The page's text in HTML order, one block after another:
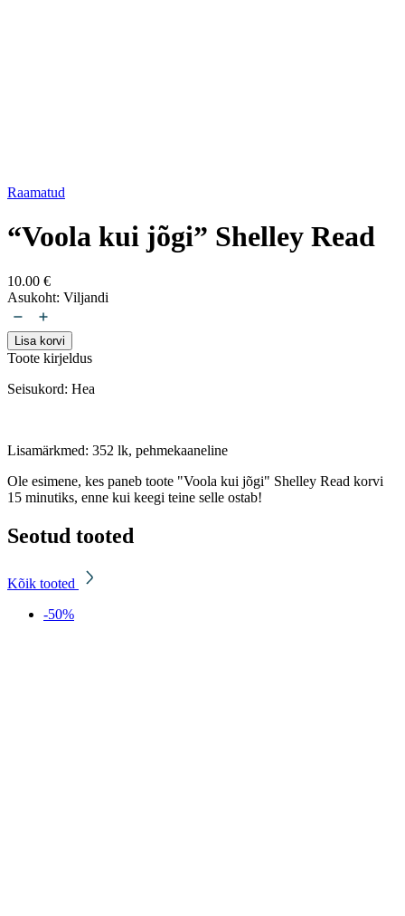
Raamatud
“Voola kui jõgi” Shelley Read
10.00 €
Asukoht: Viljandi
"Voola
kui
jõgi"
Shelley
kogus
Lisa korvi
Toote kirjeldus
Seisukord: Hea
Lisamärkmed: 352 lk, pehmekaaneline
Ole esimene, kes paneb toote "Voola kui jõgi" Shelley Read korvi
15 minutiks, enne kui keegi teine selle ostab!
Seotud tooted
Kõik tooted
-50%